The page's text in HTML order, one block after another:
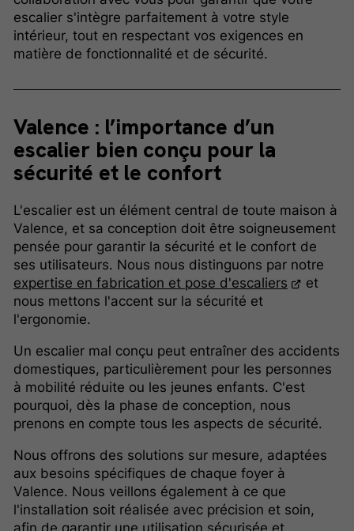
escalier s'intègre parfaitement à votre style
intérieur, tout en respectant vos exigences en
matière de fonctionnalité et de sécurité.
Valence : l’importance d’un
escalier bien conçu pour la
sécurité et le confort
L'escalier est un élément central de toute maison à
Valence, et sa conception doit être soigneusement
pensée pour garantir la sécurité et le confort de
ses utilisateurs. Nous nous distinguons par notre
expertise en fabrication et pose d'escaliers
et
nous mettons l'accent sur la sécurité et
l'ergonomie.
Un escalier mal conçu peut entraîner des accidents
domestiques, particulièrement pour les personnes
à mobilité réduite ou les jeunes enfants. C'est
pourquoi, dès la phase de conception, nous
prenons en compte tous les aspects de sécurité.
Nous offrons des solutions sur mesure, adaptées
aux besoins spécifiques de chaque foyer à
Valence. Nous veillons également à ce que
l'installation soit réalisée avec précision et soin,